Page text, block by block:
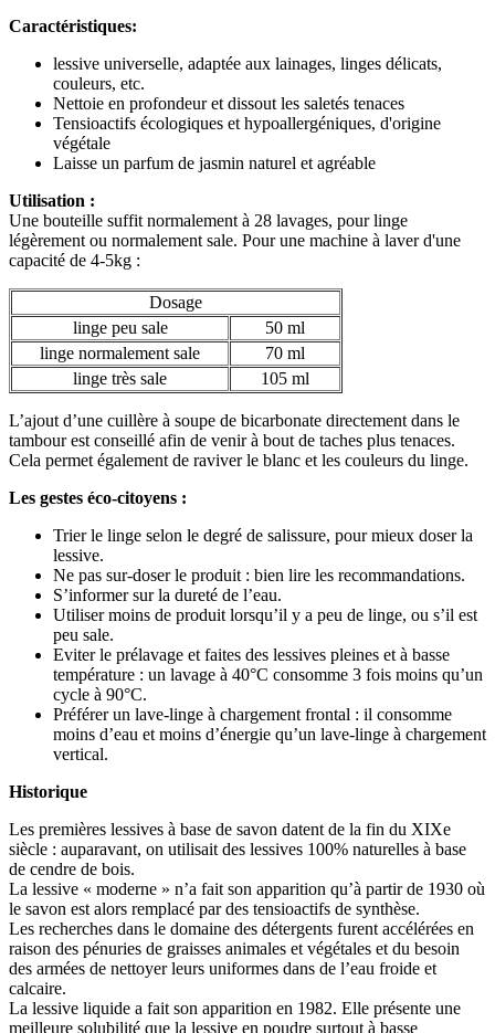
Caractéristiques:
lessive universelle, adaptée aux lainages, linges délicats,
couleurs, etc.
Nettoie en profondeur et dissout les saletés tenaces
Tensioactifs écologiques et hypoallergéniques, d'origine
végétale
Laisse un parfum de jasmin naturel et agréable
Utilisation :
Une bouteille suffit normalement à 28 lavages, pour linge
légèrement ou normalement sale. Pour une machine à laver d'une
capacité de 4-5kg :
Dosage
linge peu sale
50 ml
linge normalement sale
70 ml
linge très sale
105 ml
L’ajout d’une cuillère à soupe de bicarbonate directement dans le
tambour est conseillé afin de venir à bout de taches plus tenaces.
Cela permet également de raviver le blanc et les couleurs du linge.
Les gestes éco-citoyens :
Trier le linge selon le degré de salissure, pour mieux doser la
lessive.
Ne pas sur-doser le produit : bien lire les recommandations.
S’informer sur la dureté de l’eau.
Utiliser moins de produit lorsqu’il y a peu de linge, ou s’il est
peu sale.
Eviter le prélavage et faites des lessives pleines et à basse
température : un lavage à 40°C consomme 3 fois moins qu’un
cycle à 90°C.
Préférer un lave-linge à chargement frontal : il consomme
moins d’eau et moins d’énergie qu’un lave-linge à chargement
vertical.
Historique
Les premières lessives à base de savon datent de la fin du XIXe
siècle : auparavant, on utilisait des lessives 100% naturelles à base
de cendre de bois.
La lessive « moderne » n’a fait son apparition qu’à partir de 1930 où
le savon est alors remplacé par des tensioactifs de synthèse.
Les recherches dans le domaine des détergents furent accélérées en
raison des pénuries de graisses animales et végétales et du besoin
des armées de nettoyer leurs uniformes dans de l’eau froide et
calcaire.
La lessive liquide a fait son apparition en 1982. Elle présente une
meilleure solubilité que la lessive en poudre surtout à basse